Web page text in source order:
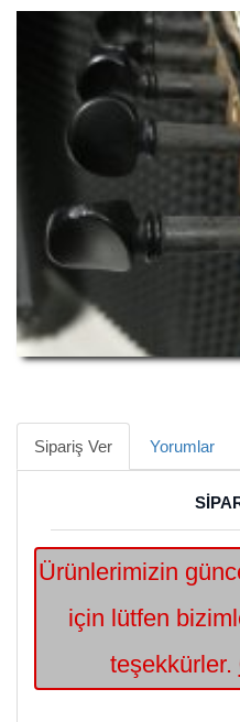
Sipariş Ver Yorumlar
Ürünlerimizin
için lütfen
teşekkürler.